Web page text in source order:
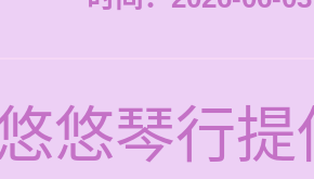
悠琴行